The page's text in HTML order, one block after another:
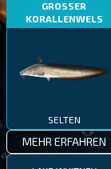
GROSSER
KORALLENWELS
SELTEN
MEHR ERFAHREN